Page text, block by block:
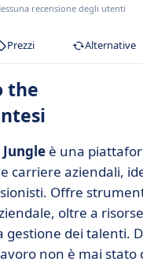
recensione degli utenti
Prezzi Alternative
the
è una
carriere aziendali,
Offre
oltre a
gestione dei talenti.
non è mai stato